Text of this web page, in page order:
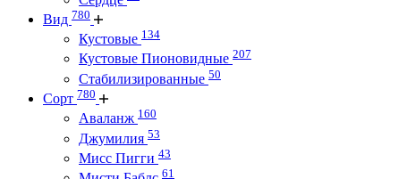
Вид 780
Кустовые 134
Кустовые Пионовидные 207
Стабилизированные 50
Сорт 780
Аваланж 160
Джумилия 53
Мисс Пигги 43
61